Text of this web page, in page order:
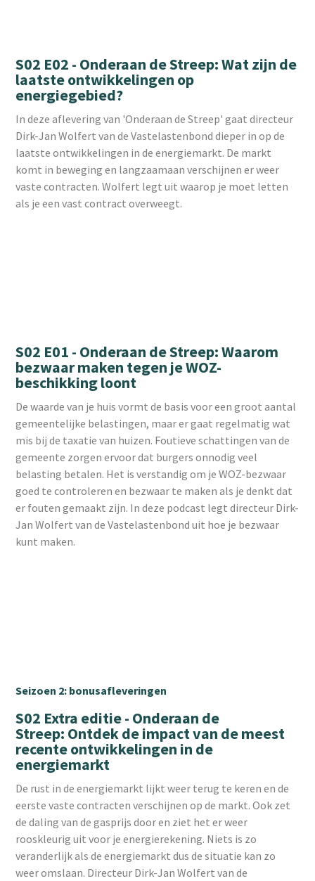
S02 E02 - Onderaan de Streep: Wat zijn de
laatste ontwikkelingen op
energiegebied?
In deze aflevering van 'Onderaan de Streep' gaat directeur
Dirk-Jan Wolfert van de Vastelastenbond dieper in op de
laatste ontwikkelingen in de energiemarkt. De markt
komt in beweging en langzaamaan verschijnen er weer
vaste contracten. Wolfert legt uit waarop je moet letten
als je een vast contract overweegt.
S02 E01 - Onderaan de Streep: Waarom
bezwaar maken tegen je WOZ-
beschikking loont
De waarde van je huis vormt de basis voor een groot aantal
gemeentelijke belastingen, maar er gaat regelmatig wat
mis bij de taxatie van huizen. Foutieve schattingen van de
gemeente zorgen ervoor dat burgers onnodig veel
belasting betalen. Het is verstandig om je WOZ-bezwaar
goed te controleren en bezwaar te maken als je denkt dat
er fouten gemaakt zijn. In deze podcast legt directeur Dirk-
Jan Wolfert van de Vastelastenbond uit hoe je bezwaar
kunt maken.
Seizoen 2: bonusafleveringen
S02 Extra editie - Onderaan de
Streep: Ontdek de impact van de meest
recente ontwikkelingen in de
energiemarkt
De rust in de energiemarkt lijkt weer terug te keren en de
eerste vaste contracten verschijnen op de markt. Ook zet
de daling van de gasprijs door en ziet het er weer
rooskleurig uit voor je energierekening. Niets is zo
veranderlijk als de energiemarkt dus de situatie kan zo
weer omslaan. Directeur Dirk-Jan Wolfert van de